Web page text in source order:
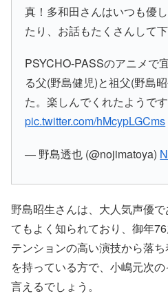
真！多和田さんはいつも優
たり、お話もたくさんして
PSYCHO-PASSのアニメで
る父(野島健児)と祖父(野島
た。楽しんでくれたようで
pic.twitter.com/hMcypLGCms
— 野島透也 (@nojimatoya)
野島昭生さんは、大人気声優
てもよく知られており、御年
テンションの高い演技から落
を持っている方で、小嶋元次
言えるでしょう。